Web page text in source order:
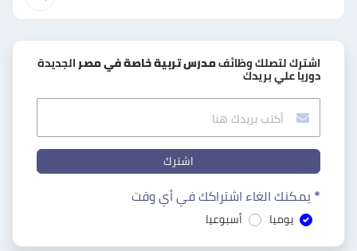
اشترك لتصلك وظائفمدرس تربية خاصة في مصر الجديدة
دوريا علي بريدك
اشترك
* يمكنك الغاء اشتراكك في أي وقت
يوميا أسبوعيا